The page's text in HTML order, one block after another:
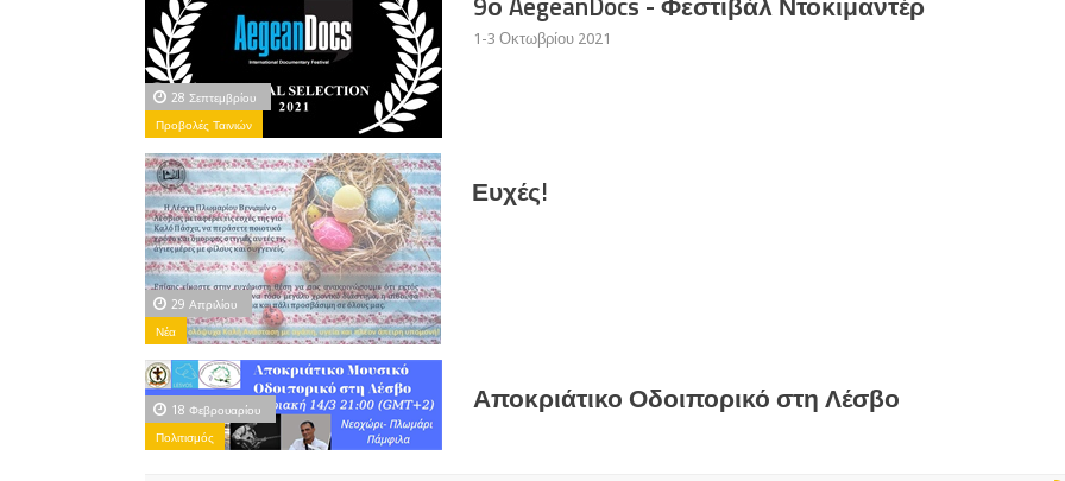
28 Σεπτεμβρίου
Προβολές Ταινιών
1-3 Οκτωβρίου 2021
29 Απριλίου
Νέα
Ευχές!
18 Φεβρουαρίου
Πολιτισμός
Αποκριάτικο Οδοιπορικό στη Λέσβο